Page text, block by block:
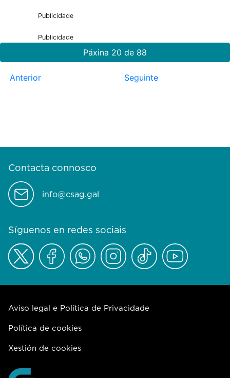
Publicidade
Publicidade
Páxina 20 de 88
Anterior Seguinte
Contacta connosco
info@csag.gal
Síguenos en redes sociais
Aviso legal e Política de Privacidade
Política de cookies
Xestión de cookies